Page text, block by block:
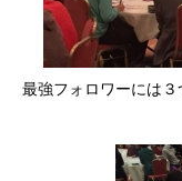
最強フォロワーには